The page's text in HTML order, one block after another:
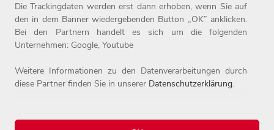
Alle Rechte vorbehalten.
Die Trackingdaten werden erst dann erhoben, wenn Sie auf
den in dem Banner wiedergebenden Button „OK” anklicken.
Bei den Partnern handelt es sich um die folgenden
Unternehmen: Google, Youtube
Weitere Informationen zu den Datenverarbeitungen durch
diese Partner finden Sie in unserer Datenschutzerklärung.